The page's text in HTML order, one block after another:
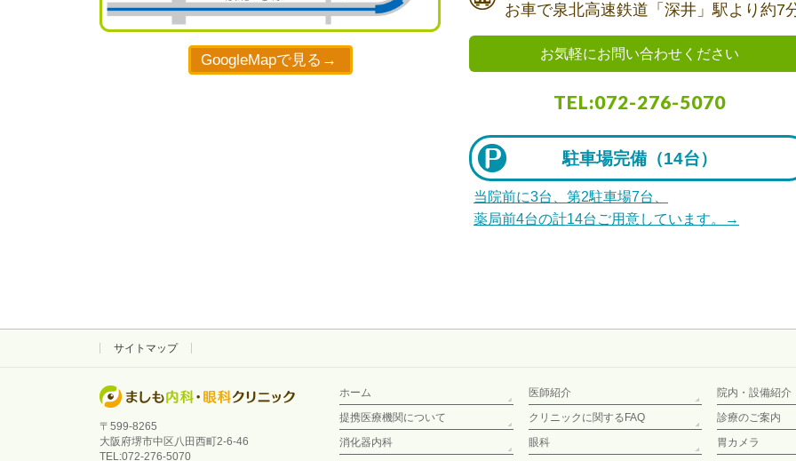
GoogleMapで見る→
お車で泉北高速鉄道「深井」駅より 約7
お気軽にお問い合わせください
TEL:072-276-5070
駐車場完備（14台）
当院前に3台、第2駐車場7台、
薬局前4台の計14台ご用意しています。→
サイトマップ
〒599-8265
大阪府堺市中区八田西町2-6-46
TEL:072-276-5070
ホーム 医師紹介
院内・設備紹介
提携医療機関について
クリニックに関するFAQ
診療のご案内
消化器内科
眼科 胃カメラ